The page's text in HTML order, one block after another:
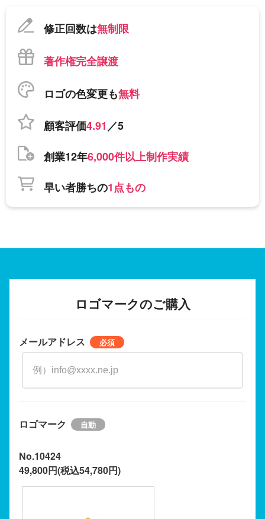
修正回数は無制限
著作権完全譲渡
ロゴの色変更も無料
顧客評価4.91／5
創業12年6,000件以上制作実績
早い者勝ちの1点もの
ロゴマークのご購入
メールアドレス
ロゴマーク
No.10424
49,800円(税込54,780円)